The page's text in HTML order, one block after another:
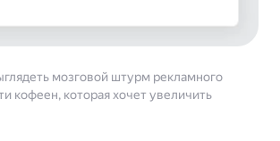
мозговой штурм рекламного
кофеен, которая хочет увеличить